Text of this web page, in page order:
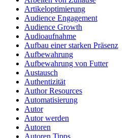
Artikeloptimierung
Audience Engagement
Audience Growth
Audioaufnahme
Aufbau einer starken Präsenz
Aufbewahrung
Aufbewahrung von Futter
Austausch
Authentizität
Author Resources
Automatisierung
Autor
Autor werden
Autoren
Autoren Tipps